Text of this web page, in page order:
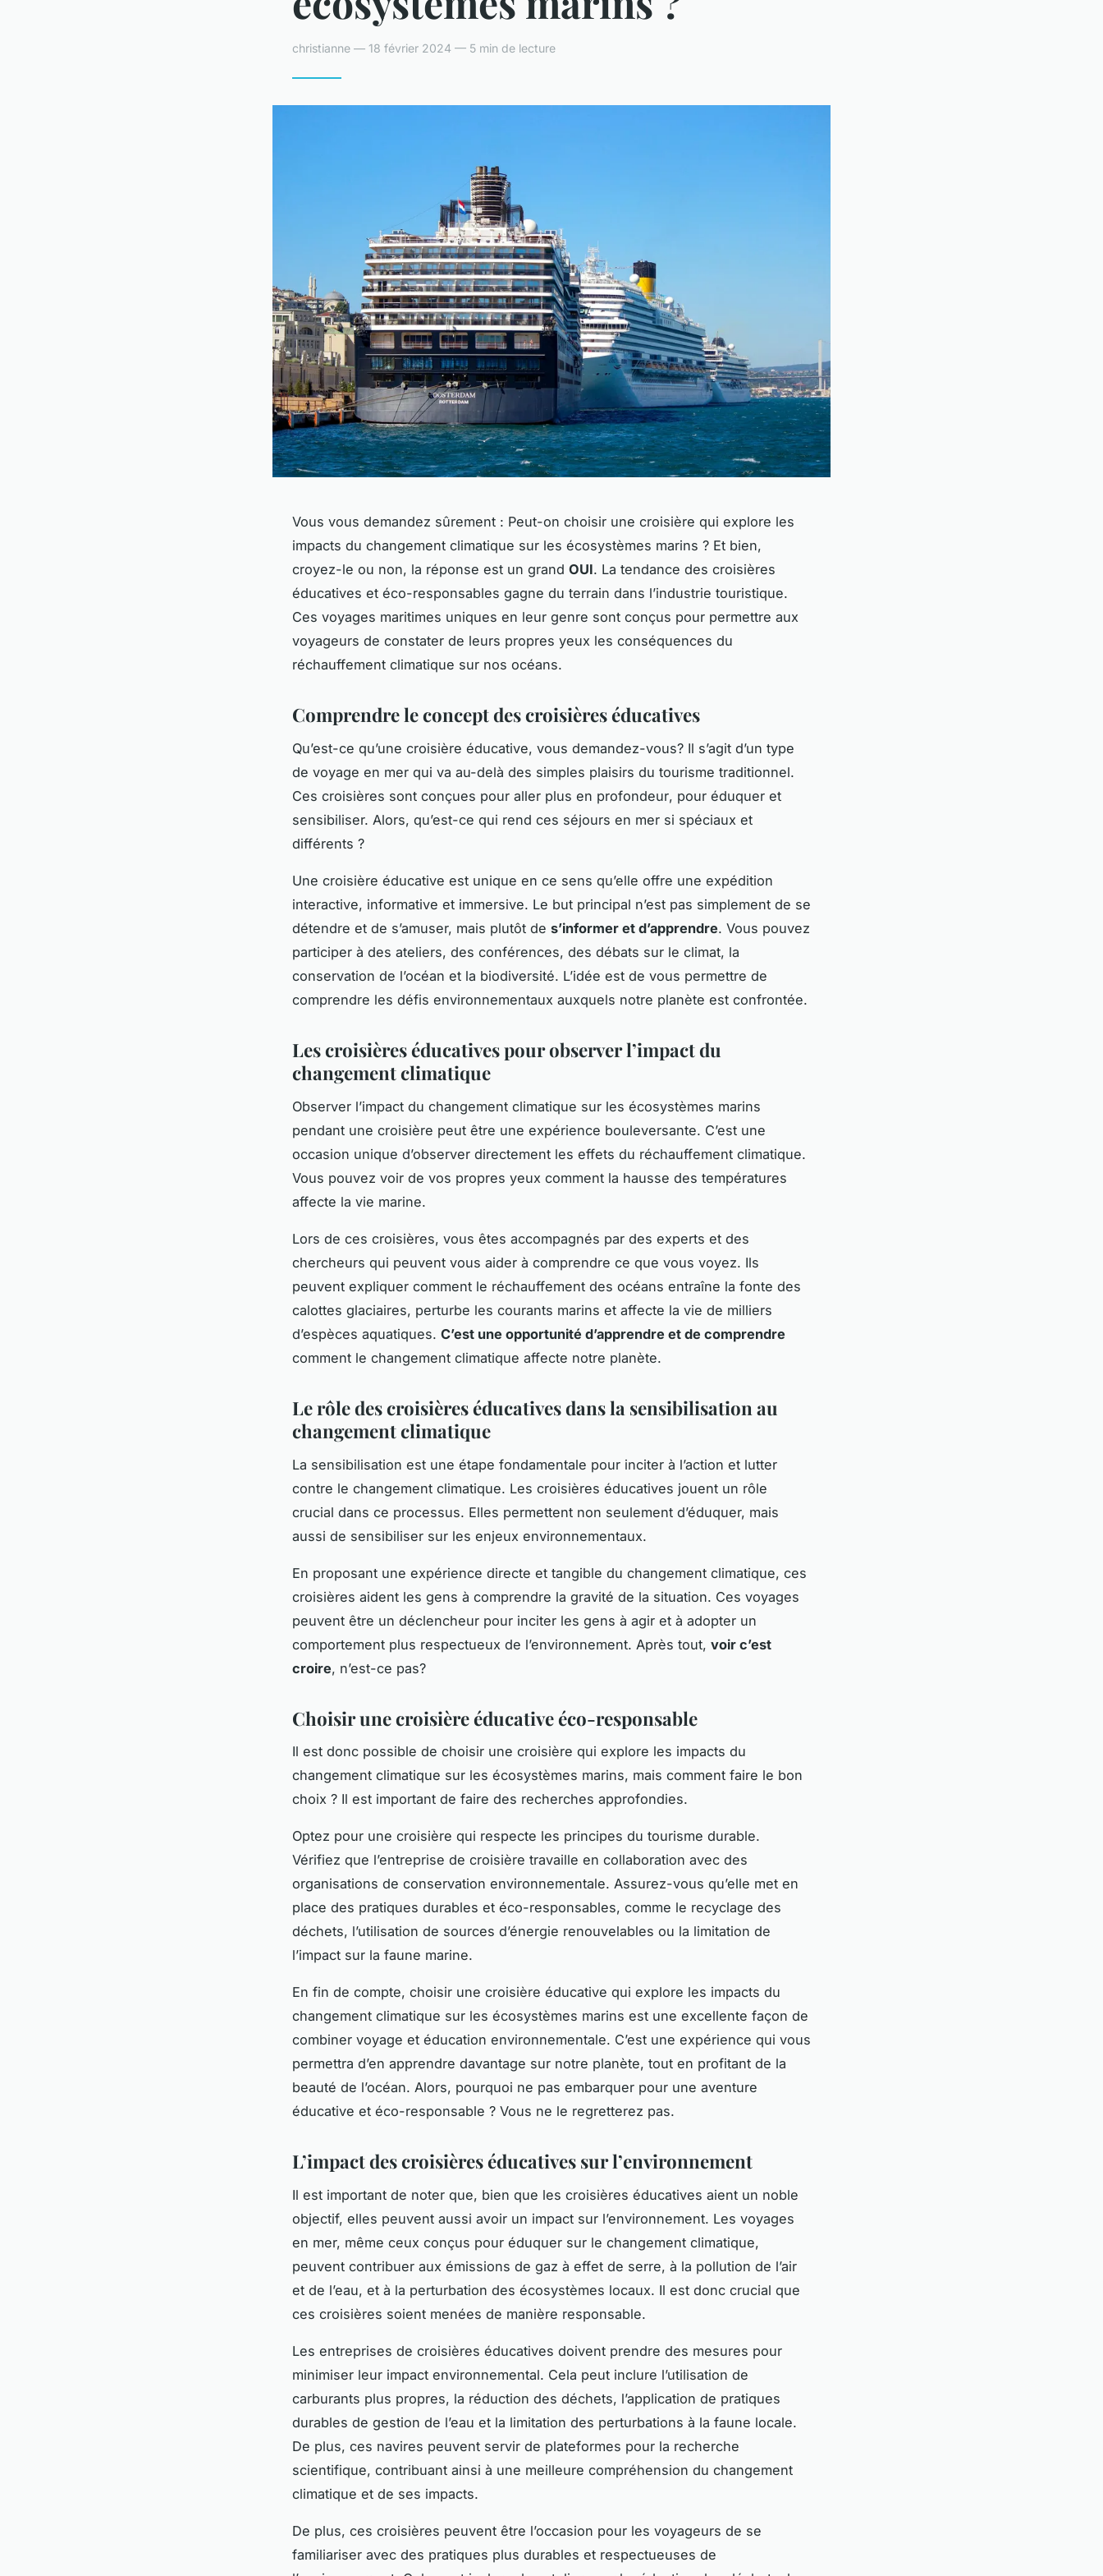
christianne — 18 février 2024 — 5 min de lecture
Vous vous demandez sûrement : Peut-on choisir une croisière qui explore les
impacts du changement climatique sur les écosystèmes marins ? Et bien,
croyez-le ou non, la réponse est un grand OUI. La tendance des croisières
éducatives et éco-responsables gagne du terrain dans l’industrie touristique.
Ces voyages maritimes uniques en leur genre sont conçus pour permettre aux
voyageurs de constater de leurs propres yeux les conséquences du
réchauffement climatique sur nos océans.
Comprendre le concept des croisières éducatives
Qu’est-ce qu’une croisière éducative, vous demandez-vous? Il s’agit d’un type
de voyage en mer qui va au-delà des simples plaisirs du tourisme traditionnel.
Ces croisières sont conçues pour aller plus en profondeur, pour éduquer et
sensibiliser. Alors, qu’est-ce qui rend ces séjours en mer si spéciaux et
différents ?
Une croisière éducative est unique en ce sens qu’elle offre une expédition
interactive, informative et immersive. Le but principal n’est pas simplement de se
détendre et de s’amuser, mais plutôt de s’informer et d’apprendre. Vous pouvez
participer à des ateliers, des conférences, des débats sur le climat, la
conservation de l’océan et la biodiversité. L’idée est de vous permettre de
comprendre les défis environnementaux auxquels notre planète est confrontée.
Les croisières éducatives pour observer l’impact du
changement climatique
Observer l’impact du changement climatique sur les écosystèmes marins
pendant une croisière peut être une expérience bouleversante. C’est une
occasion unique d’observer directement les effets du réchauffement climatique.
Vous pouvez voir de vos propres yeux comment la hausse des températures
affecte la vie marine.
Lors de ces croisières, vous êtes accompagnés par des experts et des
chercheurs qui peuvent vous aider à comprendre ce que vous voyez. Ils
peuvent expliquer comment le réchauffement des océans entraîne la fonte des
calottes glaciaires, perturbe les courants marins et affecte la vie de milliers
d’espèces aquatiques. C’est une opportunité d’apprendre et de comprendre
comment le changement climatique affecte notre planète.
Le rôle des croisières éducatives dans la sensibilisation au
changement climatique
La sensibilisation est une étape fondamentale pour inciter à l’action et lutter
contre le changement climatique. Les croisières éducatives jouent un rôle
crucial dans ce processus. Elles permettent non seulement d’éduquer, mais
aussi de sensibiliser sur les enjeux environnementaux.
En proposant une expérience directe et tangible du changement climatique, ces
croisières aident les gens à comprendre la gravité de la situation. Ces voyages
peuvent être un déclencheur pour inciter les gens à agir et à adopter un
comportement plus respectueux de l’environnement. Après tout, voir c’est
croire, n’est-ce pas?
Choisir une croisière éducative éco-responsable
Il est donc possible de choisir une croisière qui explore les impacts du
changement climatique sur les écosystèmes marins, mais comment faire le bon
choix ? Il est important de faire des recherches approfondies.
Optez pour une croisière qui respecte les principes du tourisme durable.
Vérifiez que l’entreprise de croisière travaille en collaboration avec des
organisations de conservation environnementale. Assurez-vous qu’elle met en
place des pratiques durables et éco-responsables, comme le recyclage des
déchets, l’utilisation de sources d’énergie renouvelables ou la limitation de
l’impact sur la faune marine.
En fin de compte, choisir une croisière éducative qui explore les impacts du
changement climatique sur les écosystèmes marins est une excellente façon de
combiner voyage et éducation environnementale. C’est une expérience qui vous
permettra d’en apprendre davantage sur notre planète, tout en profitant de la
beauté de l’océan. Alors, pourquoi ne pas embarquer pour une aventure
éducative et éco-responsable ? Vous ne le regretterez pas.
L’impact des croisières éducatives sur l’environnement
Il est important de noter que, bien que les croisières éducatives aient un noble
objectif, elles peuvent aussi avoir un impact sur l’environnement. Les voyages
en mer, même ceux conçus pour éduquer sur le changement climatique,
peuvent contribuer aux émissions de gaz à effet de serre, à la pollution de l’air
et de l’eau, et à la perturbation des écosystèmes locaux. Il est donc crucial que
ces croisières soient menées de manière responsable.
Les entreprises de croisières éducatives doivent prendre des mesures pour
minimiser leur impact environnemental. Cela peut inclure l’utilisation de
carburants plus propres, la réduction des déchets, l’application de pratiques
durables de gestion de l’eau et la limitation des perturbations à la faune locale.
De plus, ces navires peuvent servir de plateformes pour la recherche
scientifique, contribuant ainsi à une meilleure compréhension du changement
climatique et de ses impacts.
De plus, ces croisières peuvent être l’occasion pour les voyageurs de se
familiariser avec des pratiques plus durables et respectueuses de